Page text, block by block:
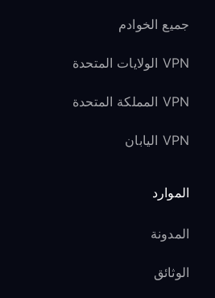
جميع الخوادم
VPN الولايات المتحدة
VPN المملكة المتحدة
VPN اليابان
الموارد
المدونة
الوثائق